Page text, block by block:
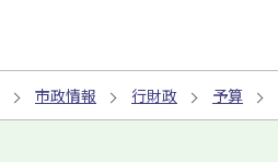
市政情報 行財政 予算